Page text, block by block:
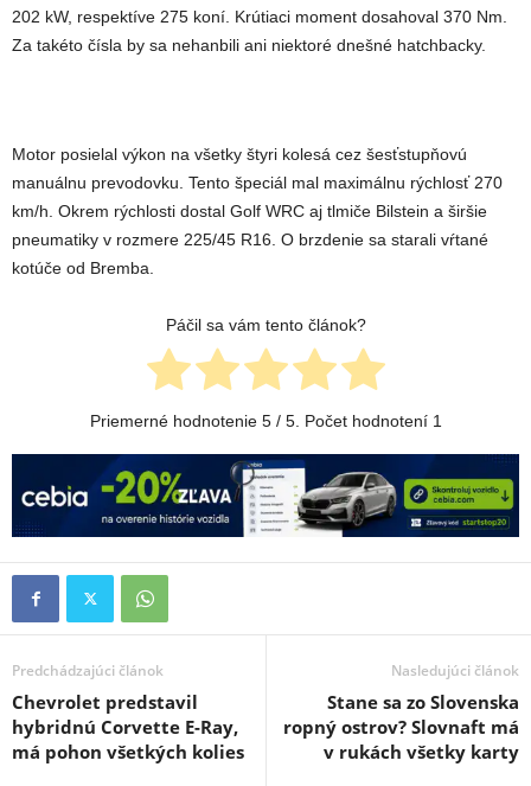
202 kW, respektíve 275 koní. Krútiaci moment dosahoval 370 Nm.
Za takéto čísla by sa nehanbili ani niektoré dnešné hatchbacky.
Motor posielal výkon na všetky štyri kolesá cez šesťstupňovú
manuálnu prevodovku. Tento špeciál mal maximálnu rýchlosť 270
km/h. Okrem rýchlosti dostal Golf WRC aj tlmiče Bilstein a širšie
pneumatiky v rozmere 225/45 R16. O brzdenie sa starali vŕtané
kotúče od Bremba.
Páčil sa vám tento článok?
Priemerné hodnotenie 5/ 5. Počet hodnotení 1
Predchádzajúci článok
Chevrolet predstavil
hybridnú Corvette E-Ray,
má pohon všetkých kolies
Nasledujúci článok
Stane sa zo Slovenska
ropný ostrov? Slovnaft má
v rukách všetky karty